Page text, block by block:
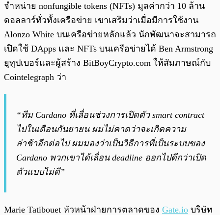
จำหน่าย nonfungible tokens (NFTs) มูลค่ากว่า 10 ล้าน
ดอลลาร์ทั่วทั้งเครือข่าย เขาเสริมว่าเมื่อมีการใช้งาน
Alonzo White บนเครือข่ายหลักแล้ว นักพัฒนาจะสามารถ
เปิดใช้ DApps และ NFTs บนเครือข่ายได้ Ben Armstrong
ยูทูปเบอร์และผู้สร้าง BitBoyCrypto.com ให้สัมภาษณ์กับ
Cointelegraph ว่า
“ทีม Cardano ที่เลื่อนช่วงการเปิดตัว smart contract
ไปในเดือนกันยายน ผมไม่คาดว่าจะเกิดความ
ล่าช้าอีกต่อไป ผมมองว่าเป็นวิธีการที่เป็นระบบของ
Cardano พวกเขาได้เลื่อน deadline ออกไปดีกว่าเปิด
ตัวแบบไม่ดี”
Marie Tatibouet หัวหน้าฝ่ายการตลาดของ Gate.io บริษัท